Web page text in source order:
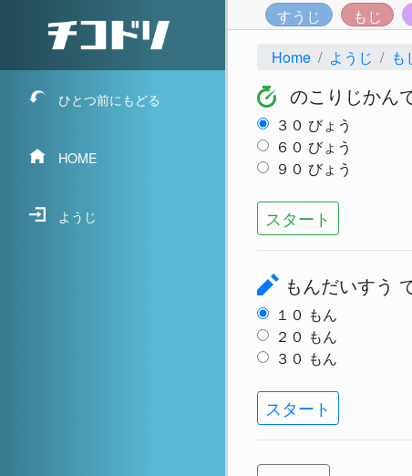
ひとつ前にもどる
HOME
ようじ
すうじ もじ
Home
ようじ も
のこりじかん
３０ びょう
６０ びょう
９０ びょう
スタート
もんだいすう
１０ もん
２０ もん
３０ もん
スタート